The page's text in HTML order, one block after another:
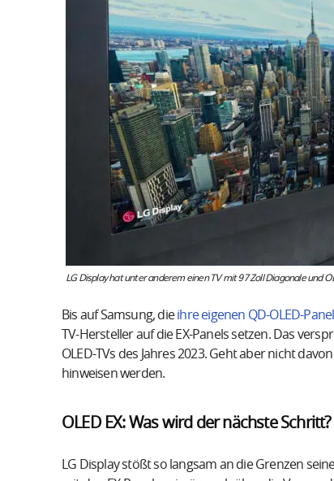
LG Display hat unter anderem einen TV mit 97 Zoll Diagonale und
Bis auf Samsung, dieihre eigenen QD-OLED-
TV-Hersteller auf die EX-Panels setzen. Das
OLED-TVs des Jahres 2023. Geht aber nicht
hinweisen werden.
OLED EX: Was wird der nächste Schritt?
LG Display stößt so langsam an die Grenzen